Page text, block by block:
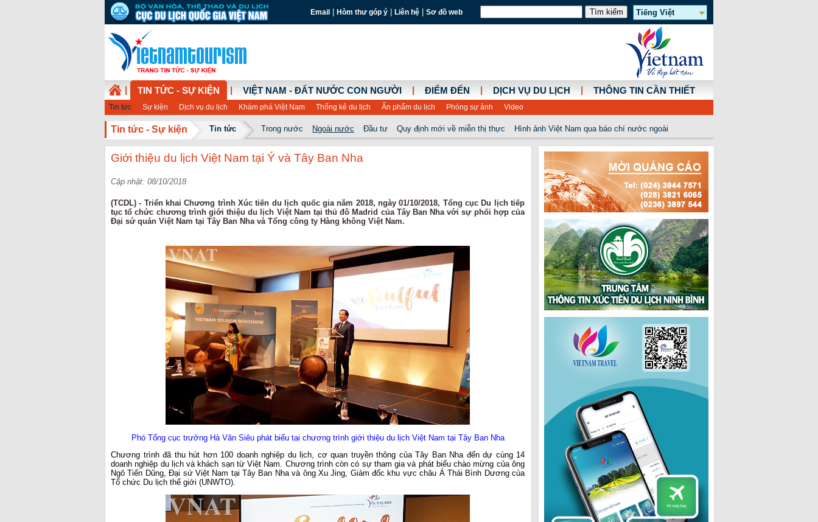
Email Hòm thư góp ý Liên hệ Sơ đồ web Tiếng Việt
TIN TỨC - SỰ KIỆN
Tin tức Sự kiện Dịch vụ du lịch Khám phá Việt Nam Thống kê du lịch Ấn phẩm du lịch Phóng sự ảnh Video
VIỆT NAM - ĐẤT NƯỚC CON NGƯỜI ĐIỂM ĐẾN DỊCH VỤ DU LỊCH THÔNG TIN CẦN THIẾT
Tin tức - Sự kiện Tin tức Trong nước Ngoài nước Đầu tư Quy định mới về miễn thị thực Hình ảnh Việt Nam qua báo chí nước ngoài
Giới thiệu du lịch Việt Nam tại Ý và Tây Ban Nha
Cập nhật: 08/10/2018
(TCDL) - Triển khai Chương trình Xúc tiến du lịch quốc gia năm 2018, ngày 01/10/2018, Tổng cục Du lịch tiếp
tục tổ chức chương trình giới thiệu du lịch Việt Nam tại thủ đô Madrid của Tây Ban Nha với sự phối hợp của
Đại sứ quán Việt Nam tại Tây Ban Nha và Tổng công ty Hàng không Việt Nam.
Phó Tổng cục trưởng Hà Văn Siêu phát biểu tại chương trình giới thiệu du lịch Việt Nam tại Tây Ban Nha
Chương trình đã thu hút hơn 100 doanh nghiệp du lịch, cơ quan truyền thông của Tây Ban Nha đến dự cùng 14
doanh nghiệp du lịch và khách sạn từ Việt Nam. Chương trình còn có sự tham gia và phát biểu chào mừng của ông
Ngô Tiến Dũng, Đại sứ Việt Nam tại Tây Ban Nha và ông Xu Jing, Giám đốc khu vực châu Á Thái Bình Dương của
Tổ chức Du lịch thế giới (UNWTO).